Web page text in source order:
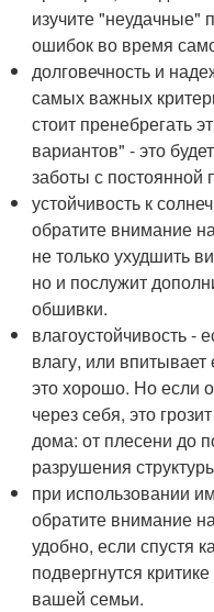
изучите "неудачные"
ошибок во время
долговечность и
самых важных
стоит пренебрегать
вариантов" - это
заботы с постоянной
устойчивость к
обратите внимание
не только ухудшить
но и послужит
обшивки.
влагоустойчивость -
влагу, или
это хорошо. Но если
через себя, это
дома: от плесени до
разрушения
при использовании
обратите внимание
удобно, если спустя
подвергнутся
вашей семьи.